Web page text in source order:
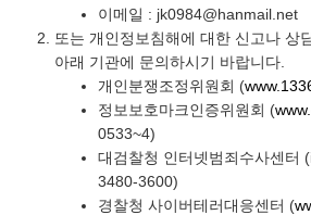
이메일 : jk0984@hanmail.net
또는 개인정보침해에 대한 신고나 상
아래 기관에 문의하시기 바랍니다.
개인분쟁조정위원회 (
정보보호마크인증위원회 (
0533~4)
대검찰청 인터넷범죄수사센터 (
3480-3600)
경찰청 사이버테러대응센터 (